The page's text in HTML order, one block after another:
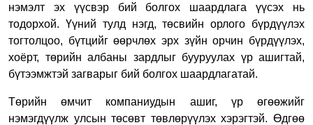
нэмэлт эх үүсвэр бий болгох шаардлага үүсэх нь
тодорхой. Үүний тулд нэгд, төсвийн орлого бүрдүүлэх
тогтолцоо, бүтцийг өөрчлөх эрх зүйн орчин бүрдүүлэх,
хоёрт, төрийн албаны зардлыг бууруулах үр ашигтай,
бүтээмжтэй загварыг бий болгох шаардлагатай.
Төрийн өмчит компаниудын ашиг, үр өгөөжийг
нэмэгдүүлж улсын төсөвт төвлөрүүлэх хэрэгтэй. Өдгөө